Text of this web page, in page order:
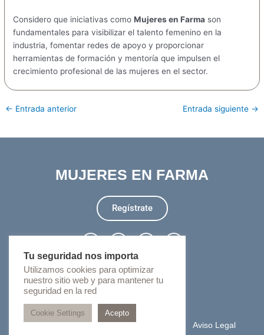
Considero que iniciativas comoMujeres en Farma son
fundamentales para visibilizar el talento femenino en la
industria, fomentar redes de apoyo y proporcionar
herramientas de formación y mentoría que impulsen el
crecimiento profesional de las mujeres en el sector.
← Entrada anterior Entrada siguiente →
MUJERES EN FARMA
Regístrate
L
n
e
d
i
-
n
I
s
a
g
m
T
t
e
Y
info@mujeresenfarma.com
Aviso Legal
Tu seguridad nos importa
Utilizamos cookies para optimizar
nuestro sitio web y para mantener tu
seguridad en la red
Cookie Settings Acepto